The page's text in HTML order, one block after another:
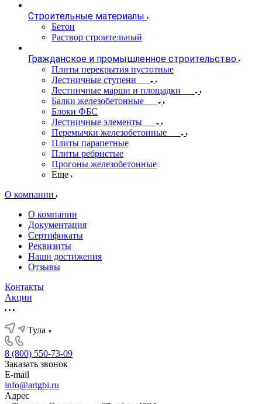
Строительные материалы
Бетон
Раствор строительный
Гражданское и промышленное строительство
Плиты перекрытия пустотные
Лестничные ступени
Лестничные марши и площадки
Балки железобетонные
Блоки ФБС
Лестничные элементы
Перемычки железобетонные
Плиты парапетные
Плиты ребристые
Прогоны железобетонные
Еще
О компании
О компании
Документация
Сертификаты
Реквизиты
Наши достижения
Отзывы
Контакты
Акции
Тула
8 (800) 550-73-09
Заказать звонок
E-mail
info@artgbi.ru
Адрес